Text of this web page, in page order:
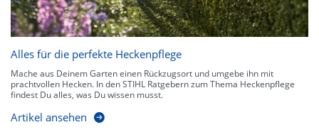
Alles für die perfekte Heckenpflege
Mache aus Deinem Garten einen Rückzugsort und umgebe ihn mit
prachtvollen Hecken. In den STIHL Ratgebern zum Thema Heckenpflege
findest Du alles, was Du wissen musst.
Artikel ansehen